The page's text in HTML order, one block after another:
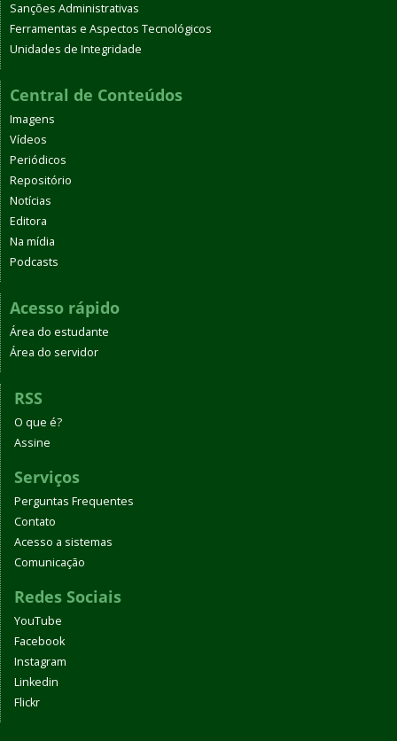
Sanções Administrativas
Ferramentas e Aspectos Tecnológicos
Unidades de Integridade
Central de Conteúdos
Imagens
Vídeos
Periódicos
Repositório
Notícias
Editora
Na mídia
Podcasts
Acesso rápido
Área do estudante
Área do servidor
RSS
O que é?
Assine
Serviços
Perguntas Frequentes
Contato
Acesso a sistemas
Comunicação
Redes Sociais
YouTube
Facebook
Instagram
Linkedin
Flickr